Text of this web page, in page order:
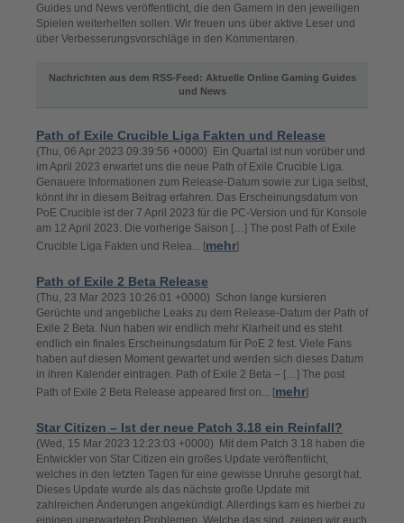
Guides und News veröffentlicht, die den Gamern in den jeweiligen
Spielen weiterhelfen sollen. Wir freuen uns über aktive Leser und
über Verbesserungsvorschläge in den Kommentaren.
Nachrichten aus dem RSS-Feed: Aktuelle Online Gaming Guides
und News
Path of Exile Crucible Liga Fakten und Release
(Thu, 06 Apr 2023 09:39:56 +0000) Ein Quartal ist nun vorüber und
im April 2023 erwartet uns die neue Path of Exile Crucible Liga.
Genauere Informationen zum Release-Datum sowie zur Liga selbst,
könnt ihr in diesem Beitrag erfahren. Das Erscheinungsdatum von
PoE Crucible ist der 7 April 2023 für die PC-Version und für Konsole
am 12 April 2023. Die vorherige Saison […] The post Path of Exile
Crucible Liga Fakten und Relea... [mehr]
Path of Exile 2 Beta Release
(Thu, 23 Mar 2023 10:26:01 +0000) Schon lange kursieren
Gerüchte und angebliche Leaks zu dem Release-Datum der Path of
Exile 2 Beta. Nun haben wir endlich mehr Klarheit und es steht
endlich ein finales Erscheinungsdatum für PoE 2 fest. Viele Fans
haben auf diesen Moment gewartet und werden sich dieses Datum
in ihren Kalender eintragen. Path of Exile 2 Beta – […] The post
Path of Exile 2 Beta Release appeared first on... [mehr]
Star Citizen – Ist der neue Patch 3.18 ein Reinfall?
(Wed, 15 Mar 2023 12:23:03 +0000) Mit dem Patch 3.18 haben die
Entwickler von Star Citizen ein großes Update veröffentlicht,
welches in den letzten Tagen für eine gewisse Unruhe gesorgt hat.
Dieses Update wurde als das nächste große Update mit
zahlreichen Änderungen angekündigt. Allerdings kam es hierbei zu
einigen unerwarteten Problemen. Welche das sind, zeigen wir euch